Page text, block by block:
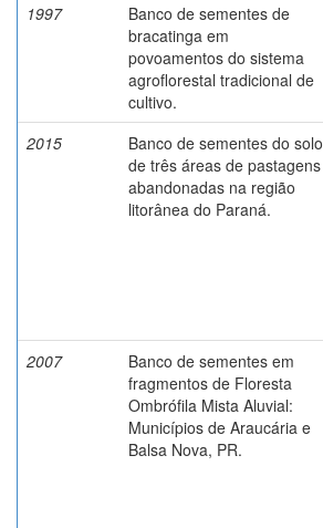
1997
Banco de sementes de
bracatinga em
povoamentos do sistema
agroflorestal tradicional de
cultivo.
2015
Banco de sementes do solo
de três áreas de pastagens
abandonadas na região
litorânea do Paraná.
2007
Banco de sementes em
fragmentos de Floresta
Ombrófila Mista Aluvial:
Municípios de Araucária e
Balsa Nova, PR.